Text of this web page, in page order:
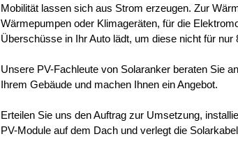
Mobilität lassen sich aus Strom erzeugen. Zur
Wärmepumpen oder Klimageräten, für die
Überschüsse in Ihr Auto lädt, um diese nicht für
Unsere PV-Fachleute von Solaranker beraten Sie
Ihrem Gebäude und machen Ihnen ein Angebot.
Erteilen Sie uns den Auftrag zur Umsetzung,
PV-Module auf dem Dach und verlegt die